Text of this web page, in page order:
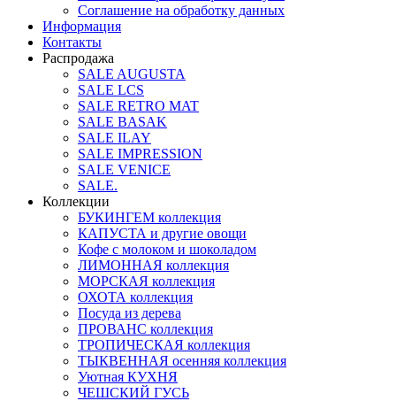
Соглашение на обработку данных
Информация
Контакты
Распродажа
SALE AUGUSTA
SALE LCS
SALE RETRO MAT
SALE BASAK
SALE ILAY
SALE IMPRESSION
SALE VENICE
SALE.
Коллекции
БУКИНГЕМ коллекция
КАПУСТА и другие овощи
Кофе с молоком и шоколадом
ЛИМОННАЯ коллекция
МОРСКАЯ коллекция
ОХОТА коллекция
Посуда из дерева
ПРОВАНС коллекция
ТРОПИЧЕСКАЯ коллекция
ТЫКВЕННАЯ осенняя коллекция
Уютная КУХНЯ
ЧЕШСКИЙ ГУСЬ